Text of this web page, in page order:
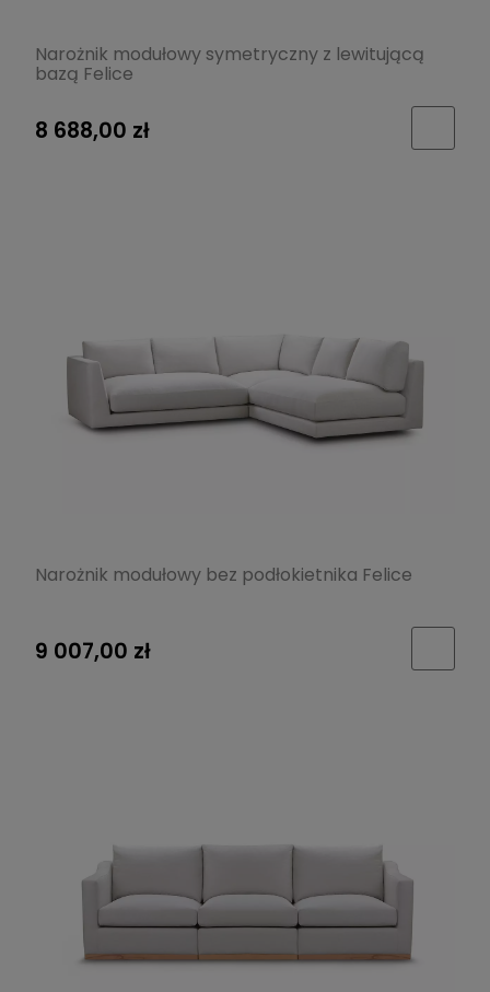
Narożnik modułowy symetryczny z lewitującą
bazą Felice
8 688,00 zł
Narożnik modułowy bez podłokietnika Felice
9 007,00 zł